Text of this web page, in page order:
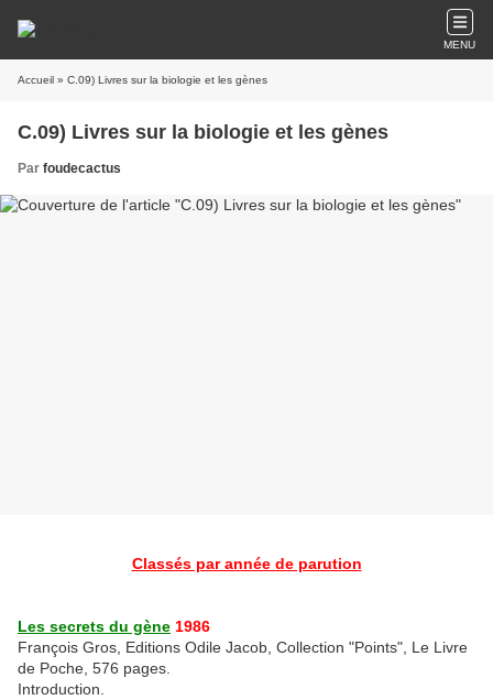
MENU
Accueil » C.09) Livres sur la biologie et les gènes
C.09) Livres sur la biologie et les gènes
Par foudecactus
Classés par année de parution
Les secrets du gène 1986
François Gros, Editions Odile Jacob, Collection "Points", Le Livre
de Poche, 576 pages.
Introduction.